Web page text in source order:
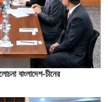
বাংলাদেশ-চীনের